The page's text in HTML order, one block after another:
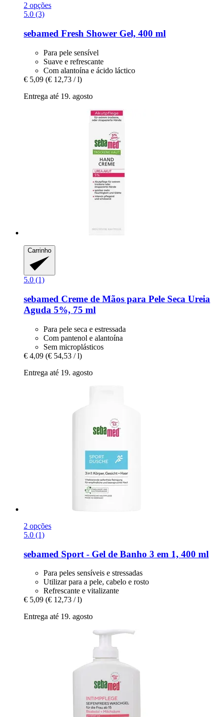
2 opções
5.0 (3)
sebamed Fresh Shower Gel, 400 ml
Para pele sensível
Suave e refrescante
Com alantoína e ácido láctico
€ 5,09 (€ 12,73 / l)
Entrega até 19. agosto
Carrinho
5.0 (1)
sebamed Creme de Mãos para Pele Seca Ureia
Aguda 5%, 75 ml
Para pele seca e estressada
Com pantenol e alantoína
Sem microplásticos
€ 4,09 (€ 54,53 / l)
Entrega até 19. agosto
2 opções
5.0 (1)
sebamed Sport -​ Gel de Banho 3 em 1, 400 ml
Para peles sensíveis e stressadas
Utilizar para a pele, cabelo e rosto
Refrescante e vitalizante
€ 5,09 (€ 12,73 / l)
Entrega até 19. agosto